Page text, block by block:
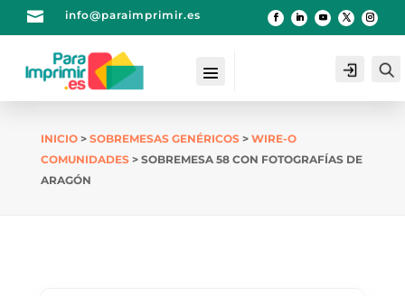
 info@paraimprimir.es
Login
INICIO> SOBREMESAS GENÉRICOS> WIRE-O
COMUNIDADES> SOBREMESA 58 CON FOTOGRAFÍAS DE
ARAGÓN